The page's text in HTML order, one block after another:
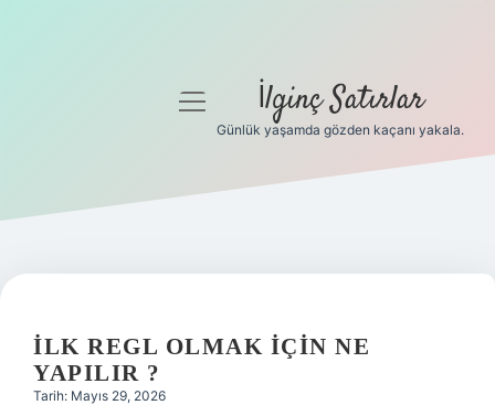
Gizlilik Politikası
Yasal Uyarı
menüyü
İlginç Satırlar
Günlük yaşamda gözden kaçanı yakala.
İLK REGL OLMAK IÇIN NE
YAPILIR ?
Tarih: Mayıs 29, 2026